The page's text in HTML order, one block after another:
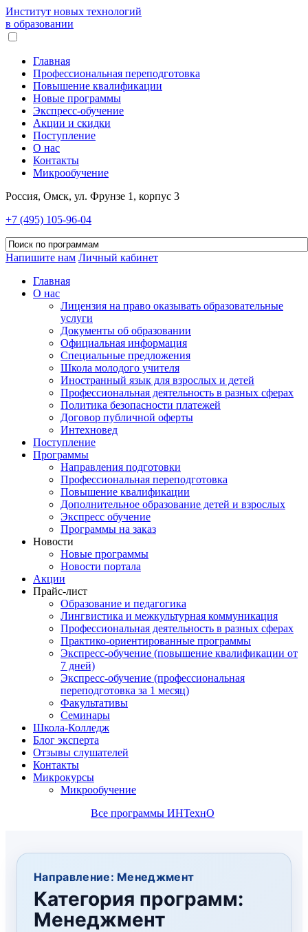
Институт новых технологий
в образовании
Главная
Профессиональная переподготовка
Повышение квалификации
Новые программы
Экспресс-обучение
Акции и скидки
Поступление
О нас
Контакты
Микрообучение
Россия, Омск, ул. Фрунзе 1, корпус 3
+7 (495) 105-96-04
Напишите нам Личный кабинет
Главная
О нас
Лицензия на право оказывать образовательные
услуги
Документы об образовании
Официальная информация
Специальные предложения
Школа молодого учителя
Иностранный язык для взрослых и детей
Профессиональная деятельность в разных сферах
Политика безопасности платежей
Договор публичной оферты
Интехновед
Поступление
Программы
Направления подготовки
Профессиональная переподготовка
Повышение квалификации
Дополнительное образование детей и взрослых
Экспресс обучение
Программы на заказ
Новости
Новые программы
Новости портала
Акции
Прайс-лист
Образование и педагогика
Лингвистика и межкультурная коммуникация
Профессиональная деятельность в разных сферах
Практико-ориентированные программы
Экспресс-обучение (повышение квалификации от
7 дней)
Экспресс-обучение (профессиональная
переподготовка за 1 месяц)
Факультативы
Семинары
Школа-Колледж
Блог эксперта
Отзывы слушателей
Контакты
Микрокурсы
Микрообучение
Все программы ИНТехнО
Направление: Менеджмент
Категория программ:
Менеджмент